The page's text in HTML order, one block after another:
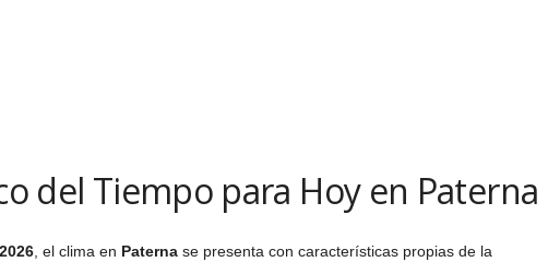
del Tiempo para Hoy en Paterna
, el clima en Paternase presenta con características propias de la